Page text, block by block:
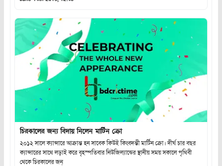
চিরকালের জন্য বিদায় নিলেন মার্টিন ক্রো
২০১২ সালে ক্যান্সারে আক্রান্ত হন সাবেক কিউই কিংবদন্তী মার্টিন ক্রো। দীর্ঘ চার বছর
ক্যান্সারের সাথে লড়াই করে বৃহস্পতিবার নিউজিল্যান্ডের স্থানীয় সময় সকালে পৃথিবী
থেকে চিরকালের জন্